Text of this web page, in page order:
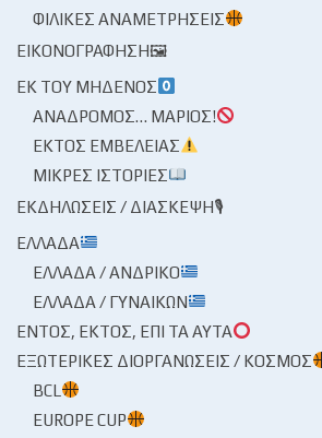
ΦΙΛΙΚΈΣ ΑΝΑΜΕΤΡΉΣΕΙΣ
ΕΙΚΟΝΟΓΡΆΦΗΣΗ🖼
ΕΚ ΤΟΥ ΜΗΔΕΝΌΣ
ΑΝΆΔΡΟΜΟΣ… ΜΆΡΙΟΣ!
ΕΚΤΌΣ ΕΜΒΈΛΕΙΑΣ
ΜΙΚΡΈΣ ΙΣΤΟΡΊΕΣ
ΕΚΔΗΛΏΣΕΙΣ / ΔΙΆΣΚΕΨΗ🎙
ΕΛΛΆΔΑ
ΕΛΛΆΔΑ / ΑΝΔΡΙΚΌ
ΕΛΛΆΔΑ / ΓΥΝΑΙΚΏΝ
ΕΝΤΌΣ, ΕΚΤΌΣ, ΕΠΊ ΤΑ ΑΥΤΆ
ΕΞΩΤΕΡΙΚΈΣ ΔΙΟΡΓΑΝΏΣΕΙΣ / ΚΌΣΜΟΣ
BCL
EUROPE CUP